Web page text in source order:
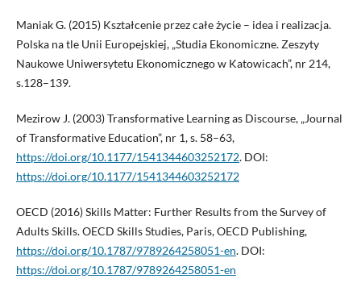
Maniak G. (2015) Kształcenie przez całe życie – idea i realizacja.
Polska na tle Unii Europejskiej, „Studia Ekonomiczne. Zeszyty
Naukowe Uniwersytetu Ekonomicznego w Katowicach”, nr 214,
s.128–139.
Mezirow J. (2003) Transformative Learning as Discourse, „Journal
of Transformative Education”, nr 1, s. 58–63,
https://doi.org/10.1177/1541344603252172. DOI:
https://doi.org/10.1177/1541344603252172
OECD (2016) Skills Matter: Further Results from the Survey of
Adults Skills. OECD Skills Studies, Paris, OECD Publishing,
https://doi.org/10.1787/9789264258051-en. DOI:
https://doi.org/10.1787/9789264258051-en